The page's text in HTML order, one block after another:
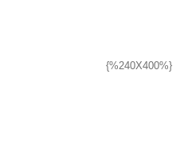
{%240X400%}